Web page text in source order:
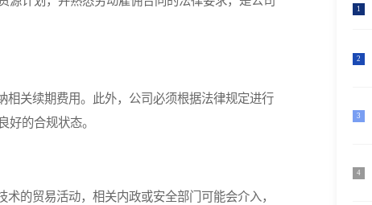
关续期费用。此外，公司必须根据法律规定进行
好的合规状态。
的贸易活动，相关内政或安全部门可能会介入，
1
2
3
4